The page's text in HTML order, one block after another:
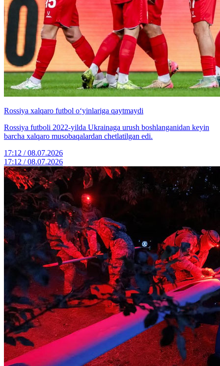
Rossiya xalqaro futbol o‘yinlariga qaytmaydi
Rossiya futboli 2022-yilda Ukrainaga urush boshlanganidan keyin
barcha xalqaro musobaqalardan chetlatilgan edi.
17:12 / 08.07.2026
17:12 / 08.07.2026